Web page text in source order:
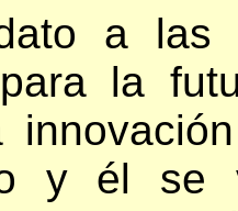
a
la
y él se